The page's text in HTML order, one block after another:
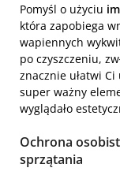
Pomyśl o użyciu
która zapobiega
wapiennych
po czyszczeniu,
znacznie ułatwi
super ważny
wyglądało
Ochrona
sprzątania